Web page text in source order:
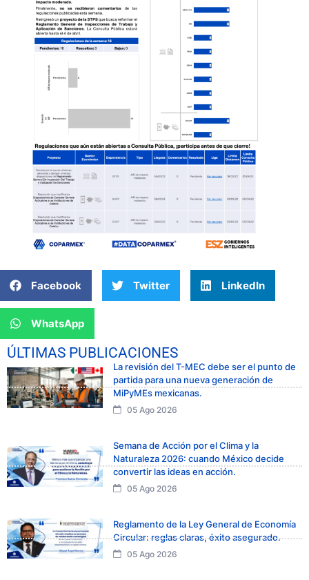
Facebook Twitter LinkedIn
WhatsApp
ÚLTIMAS PUBLICACIONES
La revisión del T-MEC debe ser el punto de
partida para una nueva generación de
MiPyMEs mexicanas.
05 Ago 2026
Semana de Acción por el Clima y la
Naturaleza 2026: cuando México decide
convertir las ideas en acción.
05 Ago 2026
Reglamento de la Ley General de Economía
Circular: reglas claras, éxito asegurado.
05 Ago 2026